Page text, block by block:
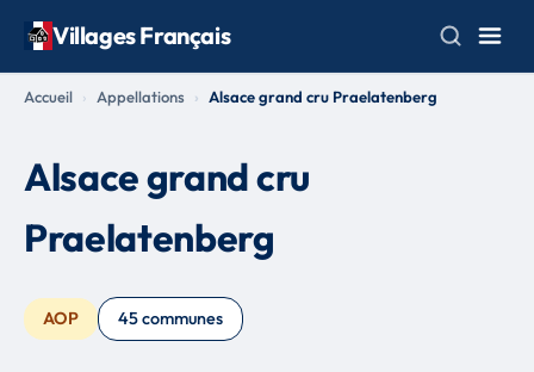
Villages Français
Accueil Appellations Alsace grand cru Praelatenberg
Alsace grand cru
Praelatenberg
AOP 45 communes